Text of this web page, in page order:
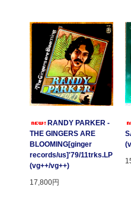
RANDY PARKER -
THE GINGERS ARE
BLOOMING[ginger
records/us]'79/11trks.LP
(vg++/vg++)
17,800円